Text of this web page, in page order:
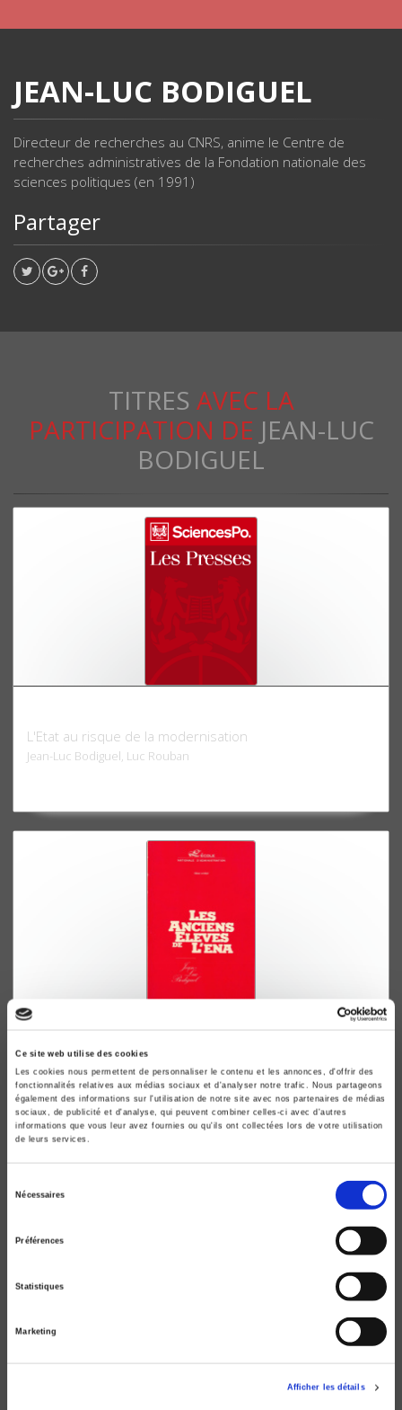
Ce site web utilise des cookies
Les cookies nous permettent de personnaliser le contenu et les annonces, d'offrir des
fonctionnalités relatives aux médias sociaux et d'analyser notre trafic. Nous partageons
également des informations sur l'utilisation de notre site avec nos partenaires de médias
sociaux, de publicité et d'analyse, qui peuvent combiner celles-ci avec d'autres
informations que vous leur avez fournies ou qu'ils ont collectées lors de votre utilisation
de leurs services.
Nécessaires
Préférences
Statistiques
Marketing
Afficher les détails
JEAN-LUC BODIGUEL
Directeur de recherches au CNRS, anime le Centre de
recherches administratives de la Fondation nationale des
sciences politiques (en 1991)
Partager
TITRES AVEC LA
PARTICIPATION DE JEAN-LUC
BODIGUEL
L'Etat au risque de la modernisation
Jean-Luc Bodiguel, Luc Rouban
L'École nationale d'administration
Volume Sociologie. Les anciens élèves de l'ENA
Jean-Luc Bodiguel, Marie-Christine Kessler
L'administration française